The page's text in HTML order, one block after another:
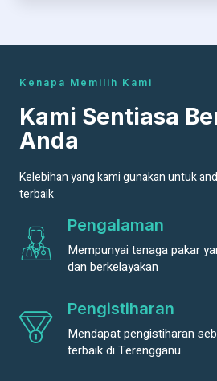
Kenapa Memilih Kami
Kami Sentiasa
Anda
Kelebihan yang kami gunakan untuk
terbaik
Pengalaman
Mempunyai tenaga pakar
dan berkelayakan
Pengistiharan
Mendapat pengistiharan
terbaik di Terengganu